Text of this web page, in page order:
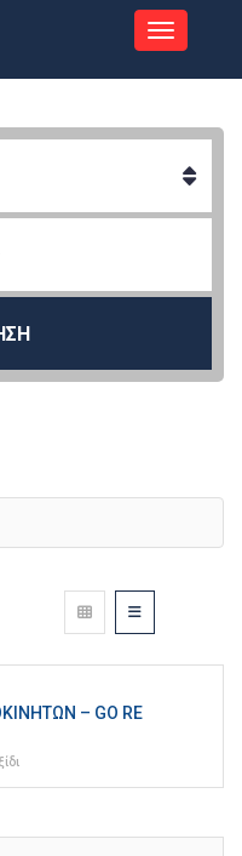
– GO RE